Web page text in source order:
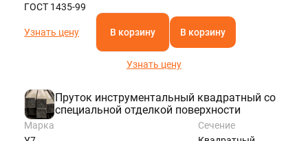
ГОСТ 1435-99
Узнать цену В корзину В корзину
Узнать цену
Пруток инструментальный квадратный со
специальной отделкой поверхности
Марка
Сечение